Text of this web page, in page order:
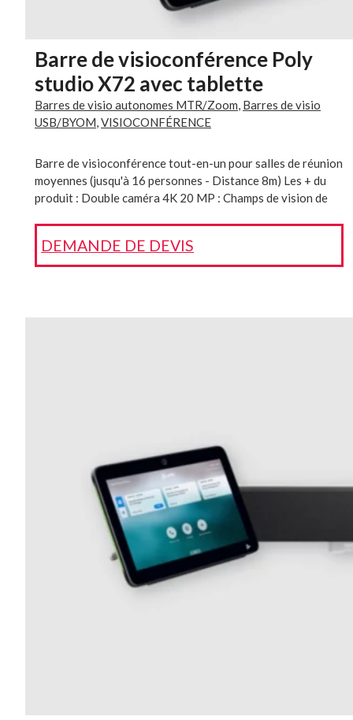
Barre de visioconférence Poly
studio X72 avec tablette
Barres de visio autonomes MTR/Zoom, Barres de visio
USB/BYOM,VISIOCONFÉRENCE
Barre de visioconférence tout-en-un pour salles de réunion
moyennes (jusqu'à 16 personnes - Distance 8m) Les + du
produit : Double caméra 4K 20 MP : Champs de vision de
dynamiques. Technologies antibruit : Poly NoiseBlockAI et
Acoustic Fence pour une expérience audio sans
Captation claire des sons dans toute la salle grâce aux
DEMANDE DE DEVIS